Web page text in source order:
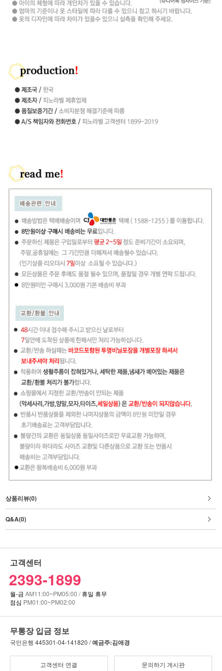
상품리뷰(0)
Q&A(0)
고객센터
2393-1899
월-금 AM11:00~PM05:00 /휴일 휴무
점심 PM01:00~PM02:00
무통장 입금 정보
국민은행 445301-04-141820 /예금주:김애경
고객센터 연결 문의하기 게시판